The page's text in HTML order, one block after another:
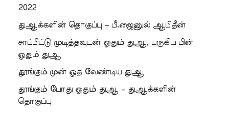
2022
துஆக்களின் தொகுப்பு – பீ.ஜைனுல் ஆபிதீன்
சாப்பிட்டு முடித்தவுடன் ஓதும் துஆ, பருகிய பின்
ஓதும் துஆ
தூங்கும் முன் ஓத வேண்டிய துஆ
தூங்கும் போது ஓதும் துஆ – துஆக்களின்
தொகுப்பு